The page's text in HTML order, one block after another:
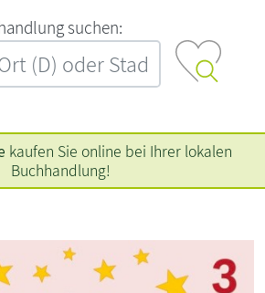
‍s‍u‍c‍h‍e‍n‍:‍
kaufen Sie online bei Ihrer lokalen
Buchhandlung!